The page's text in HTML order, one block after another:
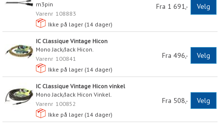
m3pin
Varenr 108883
Ikke på lager (14 dager)
Fra 1 691,- Velg
IC Classique Vintage Hicon
Mono Jack/Jack Hicon.
Varenr 100841
Ikke på lager (14 dager)
Fra 496,- Velg
IC Classique Vintage Hicon vinkel
Mono Jack/Jack Hicon Vinkel.
Varenr 100852
Ikke på lager (14 dager)
Fra 508,- Velg